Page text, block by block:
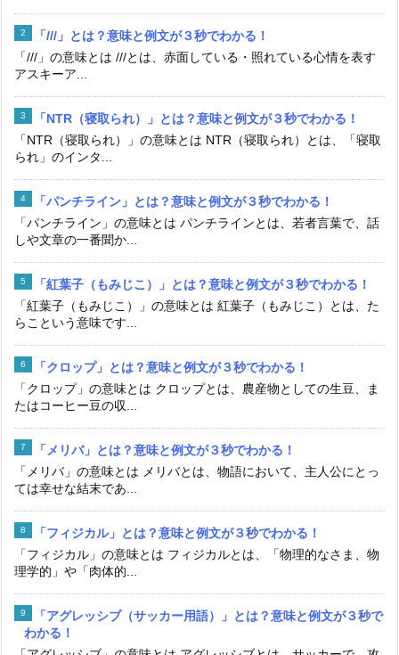
「///」とは？意味と例文が３秒でわかる！
「///」の意味とは ///とは、赤面している・照れている心情を表す
アスキーア...
「NTR（寝取られ）」とは？意味と例文が３秒でわかる！
「NTR（寝取られ）」の意味とは NTR（寝取られ）とは、「寝取
られ」のインタ...
「パンチライン」とは？意味と例文が３秒でわかる！
「パンチライン」の意味とは パンチラインとは、若者言葉で、話
しや文章の一番聞か...
「紅葉子（もみじこ）」とは？意味と例文が３秒でわかる！
「紅葉子（もみじこ）」の意味とは 紅葉子（もみじこ）とは、た
らこという意味です...
「クロップ」とは？意味と例文が３秒でわかる！
「クロップ」の意味とは クロップとは、農産物としての生豆、ま
たはコーヒー豆の収...
「メリバ」とは？意味と例文が３秒でわかる！
「メリバ」の意味とは メリバとは、物語において、主人公にとっ
ては幸せな結末であ...
「フィジカル」とは？意味と例文が３秒でわかる！
「フィジカル」の意味とは フィジカルとは、「物理的なさま、物
理学的」や「肉体的...
「アグレッシブ（サッカー用語）」とは？意味と例文が３秒で
わかる！